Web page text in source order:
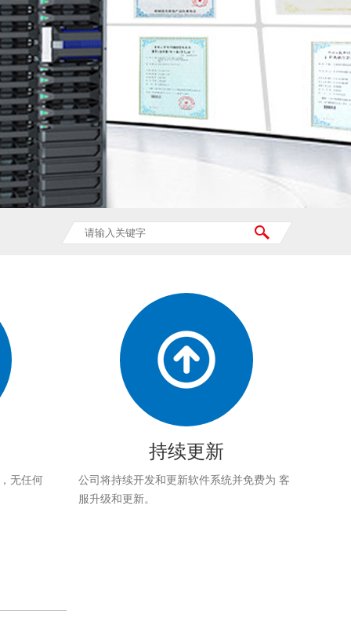
无任何
持续更新
公司将持续开发和更新软件系统并免费为 客
服升级和更新。